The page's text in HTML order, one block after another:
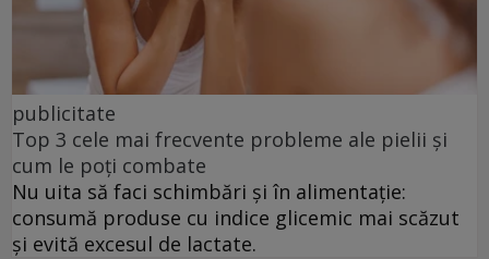
publicitate
Top 3 cele mai frecvente probleme ale pielii și
cum le poți combate
Nu uita să faci schimbări și în alimentație:
consumă produse cu indice glicemic mai scăzut
și evită excesul de lactate.